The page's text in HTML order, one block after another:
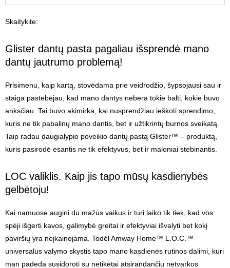
Skaitykite:
Glister dantų pasta pagaliau išsprendė mano
dantų jautrumo problemą!
Prisimenu, kaip kartą, stovėdama prie veidrodžio, šypsojausi sau ir
staiga pastebėjau, kad mano dantys nebėra tokie balti, kokie buvo
anksčiau. Tai buvo akimirka, kai nusprendžiau ieškoti sprendimo,
kuris ne tik pabalinų mano dantis, bet ir užtikrintų burnos sveikatą.
Taip radau daugialypio poveikio dantų pastą Glister™ – produktą,
kuris pasirodė esantis ne tik efektyvus, bet ir maloniai stebinantis.
LOC valiklis. Kaip jis tapo mūsų kasdienybės
gelbėtoju!
Kai namuose augini du mažus vaikus ir turi laiko tik tiek, kad vos
spėji išgerti kavos, galimybė greitai ir efektyviai išvalyti bet kokį
paviršių yra neįkainojama. Todėl Amway Home™ L.O.C.™
universalus valymo skystis tapo mano kasdienės rutinos dalimi, kuri
man padeda susidoroti su netikėtai atsirandančiu netvarkos